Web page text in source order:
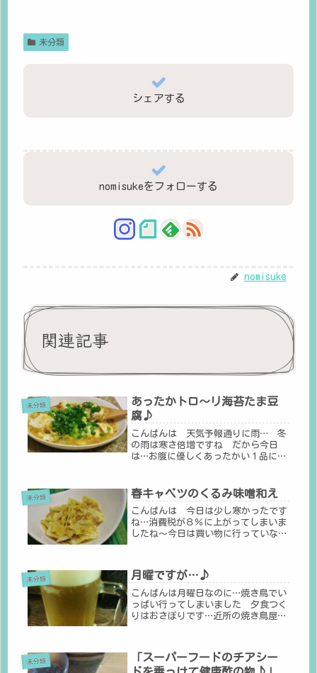
未分類
シェアする
nomisukeをフォローする
nomisuke
関連記事
未分類
あったかトロ～リ海苔たま豆
腐♪
こんばんは 天気予報通りに雨… 冬
の雨は寒さ倍増ですね だから今日
は…お腹に優しくあったかい１品にし
だしの素・・・・大さじ２
酒・・・・・・・大さじ１
卵・・・・・・・１個海苔...
未分類 春キャベツのくるみ味噌和え
こんばんは 今日は少し寒かったです
ね…消費税が８％に上がってしまいま
したね～今日は買い物に行っていない
（おつまみ）を心がけないとです。キ
ャベツが安くなっているので春キャベ
ツ...
未分類 月曜ですが…♪
こんばんは月曜日なのに…焼き鳥でい
っぱい行ってしまいました 夕食つく
りはおさぼりです…近所の焼き鳥屋～
さが戻っていたので…焼き鳥などを一
通り食べてから→ 鶏せんべい マヨ
未分類
「スーパーフードのチアシー